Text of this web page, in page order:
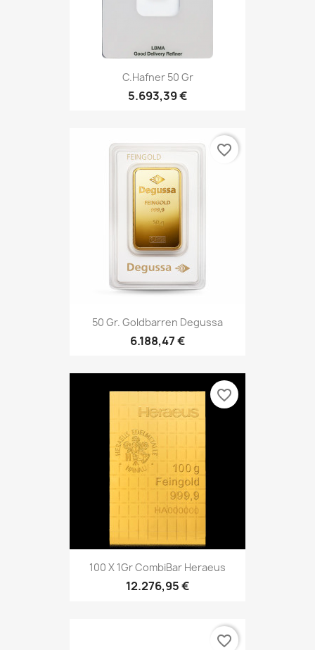
C.Hafner 50 Gr
5.693,39 €
50 Gr. Goldbarren Degussa
6.188,47 €
favorite_border
100 X 1Gr CombiBar Heraeus
12.276,95 €
favorite_border
favorite_border